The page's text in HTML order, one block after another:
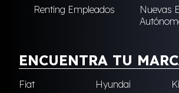
Renting Empleados
Nuevas
ENCUENTRA TU
Fiat Hyundai